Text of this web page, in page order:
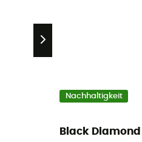
Nachhaltigkeit
Black Diamond